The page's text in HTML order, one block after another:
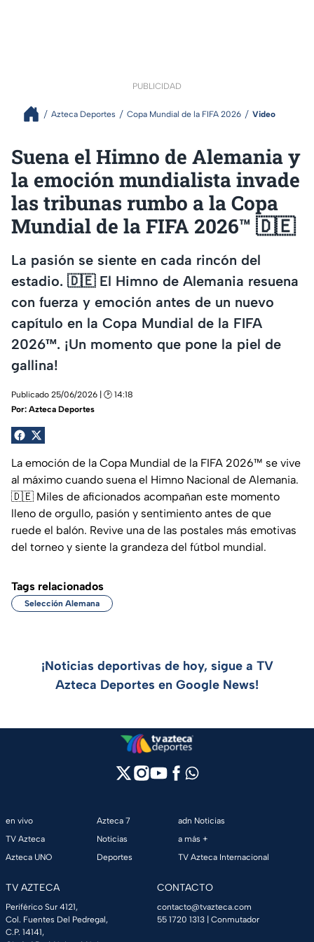
PUBLICIDAD
Azteca Deportes Copa Mundial de la FIFA 2026 Video
Suena el Himno de Alemania y
la emoción mundialista invade
las tribunas rumbo a la Copa
Mundial de la FIFA 2026™ 🇩🇪
La pasión se siente en cada rincón del
estadio. 🇩🇪 El Himno de Alemania resuena
con fuerza y emoción antes de un nuevo
capítulo en la Copa Mundial de la FIFA
2026™. ¡Un momento que pone la piel de
gallina!
Publicado 25/06/2026 | 🕑 14:18
Por: Azteca Deportes
La emoción de la Copa Mundial de la FIFA 2026™ se vive
al máximo cuando suena el Himno Nacional de Alemania.
🇩🇪 Miles de aficionados acompañan este momento
lleno de orgullo, pasión y sentimiento antes de que
ruede el balón. Revive una de las postales más emotivas
del torneo y siente la grandeza del fútbol mundial.
Tags relacionados
Selección Alemana
¡Noticias deportivas de hoy, sigue a TV
Azteca Deportes en Google News!
en vivo
TV Azteca
Azteca UNO
Azteca 7
Noticias
Deportes
adn Noticias
a más +
TV Azteca Internacional
TV AZTECA
Periférico Sur 4121,
Col. Fuentes Del Pedregal,
C.P. 14141,
CONTACTO
contacto@tvazteca.com
55 1720 1313 | Conmutador